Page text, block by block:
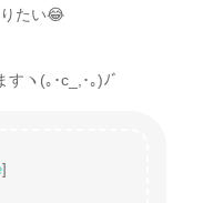
たい😂
ヽ(｡･c_,･｡)ﾉﾞ